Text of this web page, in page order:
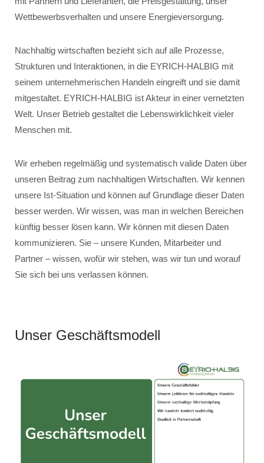
Wettbewerbsverhalten und unsere Energieversorgung.
Nachhaltig wirtschaften bezieht sich auf alle Prozesse,
Strukturen und Interaktionen, in die EYRICH-HALBIG mit
seinem unternehmerischen Handeln eingreift und sie damit
mitgestaltet. EYRICH-HALBIG ist Akteur in einer vernetzten
Welt. Unser Betrieb gestaltet die Lebenswirklichkeit vieler
Menschen mit.
Wir erheben regelmäßig und systematisch valide Daten über
unseren Beitrag zum nachhaltigen Wirtschaften. Wir kennen
unsere Ist-Situation und können auf Grundlage dieser Daten
besser werden. Wir wissen, was man in welchen Bereichen
künftig besser lösen kann. Wir können mit diesen Daten
kommunizieren. Sie – unsere Kunden, Mitarbeiter und
Partner – wissen, wofür wir stehen, was wir tun und worauf
Sie sich bei uns verlassen können.
Unser Geschäftsmodell